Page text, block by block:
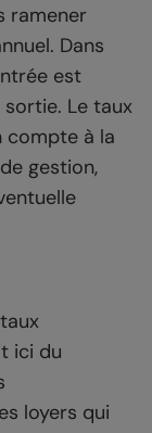
ramener
Dans
est
Le taux
compte à la
gestion,
ici du
loyers qui